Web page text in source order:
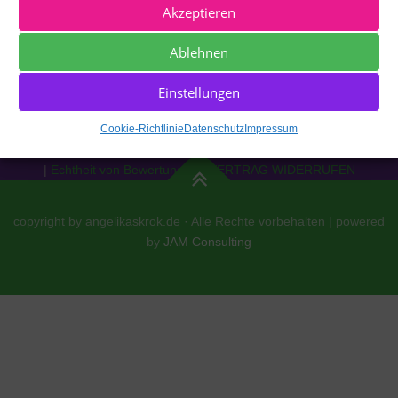
Akzeptieren
Ablehnen
Einstellungen
Cookie-Richtlinie Datenschutz Impressum
Widerrufsrecht|Versand|Zahlung
| Echtheit von Bewertungen | VERTRAG WIDERRUFEN
copyright by angelikaskrok.de · Alle Rechte vorbehalten | powered
by JAM Consulting